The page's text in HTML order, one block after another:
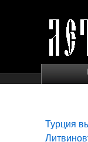
Турция